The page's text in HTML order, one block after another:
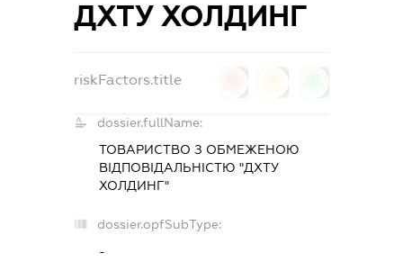
ДХТУ ХОЛДИНГ
riskFactors.title
dossier.fullName:
ТОВАРИСТВО З ОБМЕЖЕНОЮ
ВІДПОВІДАЛЬНІСТЮ "ДХТУ
ХОЛДИНГ"
dossier.opfSubType:
-